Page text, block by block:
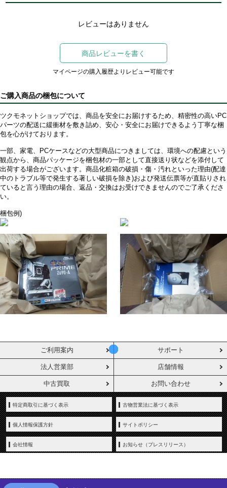
レビューはありません
商品レビューを書く
マイページの購入履歴よりレビュー可能です
ご購入商品の梱包について
ツクモネットショップでは、商品を安全にお届けするため、精密性の高いPC
パーツの配送に緩衝材を敷き詰め、安心・安全にお届けできるよう丁寧な梱
包を心がけております。
一部、家電、PCケースなどの大型商品につきましては、環境への配慮という
観点から、商品パッケージを梱包材の一部として直接送り状などを添付して
出荷する場合がございます。商品化粧箱の破損・傷・汚れといった理由(配達
中のトラブル等で発生する著しい破損を除き)および発送伝票等が直貼りされ
ていると言う理由の場合、返品・交換はお受けできませんのでご了承くださ
い。
梱包例)
ご利用案内 サポート
法人営業部 店舗情報
中古買取 お問い合わせ
特定商取引に基づく表示 古物営業法に基づく表示
個人情報保護方針 サイトポリシー
会社情報 お知らせ（プレスリリース）